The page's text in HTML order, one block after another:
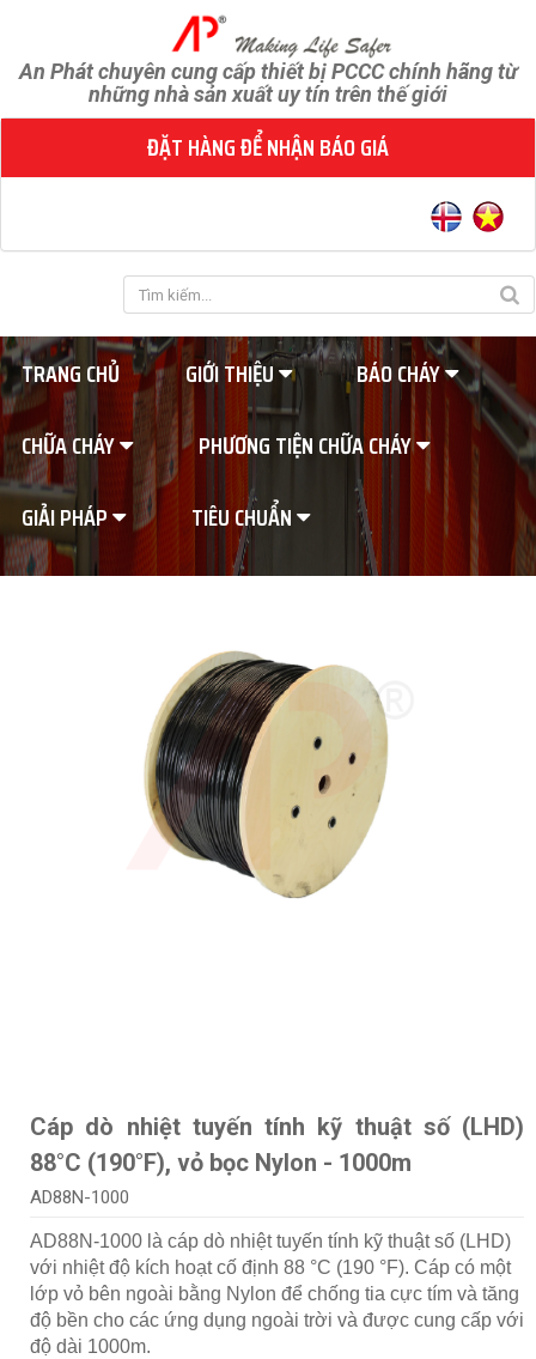
An Phát chuyên cung cấp thiết bị PCCC chính hãng từ
những nhà sản xuất uy tín trên thế giới
ĐẶT HÀNG ĐỂ NHẬN BÁO GIÁ
TRANG CHỦ GIỚI THIỆU
BÁO CHÁY
CHỮA CHÁY
PHƯƠNG TIỆN CHỮA CHÁY
GIẢI PHÁP
TIÊU CHUẨN
Cáp dò nhiệt tuyến tính kỹ thuật số (LHD)
88°C (190°F), vỏ bọc Nylon - 1000m
AD88N-1000
AD88N-1000 là cáp dò nhiệt tuyến tính kỹ thuật số (LHD)
với nhiệt độ kích hoạt cố định 88 °C (190 °F). Cáp có một
lớp vỏ bên ngoài bằng Nylon để chống tia cực tím và tăng
độ bền cho các ứng dụng ngoài trời và được cung cấp với
độ dài 1000m.